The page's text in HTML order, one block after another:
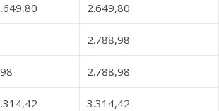
2.649,80
2.788,98
2.788,98
3.314,42